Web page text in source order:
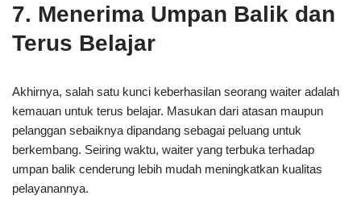
7. Menerima Umpan Balik dan
Terus Belajar
Akhirnya, salah satu kunci keberhasilan seorang waiter adalah
kemauan untuk terus belajar. Masukan dari atasan maupun
pelanggan sebaiknya dipandang sebagai peluang untuk
berkembang. Seiring waktu, waiter yang terbuka terhadap
umpan balik cenderung lebih mudah meningkatkan kualitas
pelayanannya.